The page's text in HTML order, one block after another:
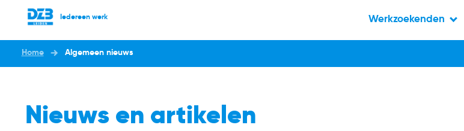
Iedereen werk Werkzoekenden
Home Algemeen nieuws
Nieuws en artikelen